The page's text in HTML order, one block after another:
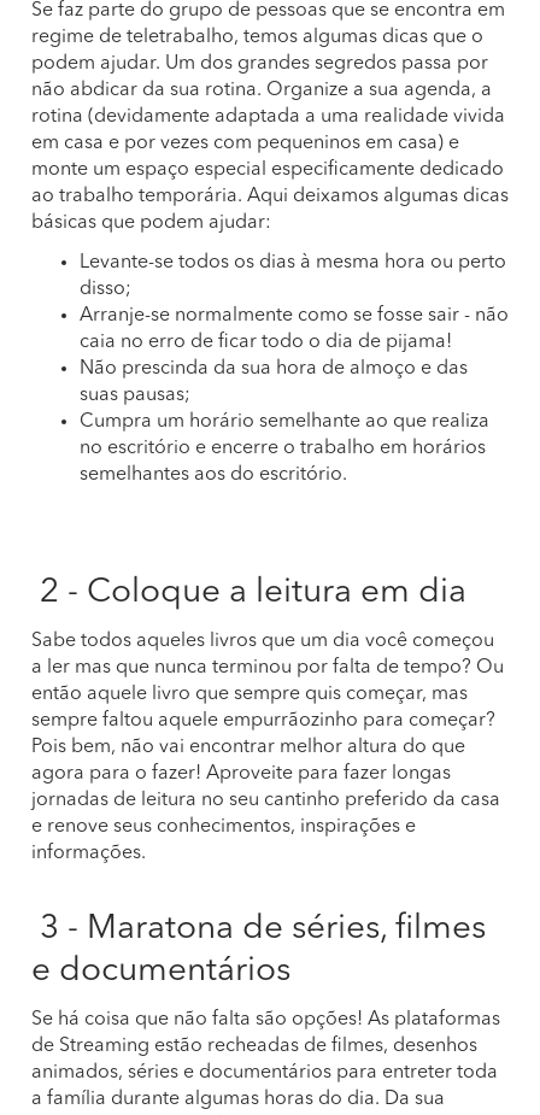
Se faz parte do grupo de pessoas que se encontra em
regime de teletrabalho, temos algumas dicas que o
podem ajudar. Um dos grandes segredos passa por
não abdicar da sua rotina. Organize a sua agenda, a
rotina (devidamente adaptada a uma realidade vivida
em casa e por vezes com pequeninos em casa) e
monte um espaço especial especificamente dedicado
ao trabalho temporária. Aqui deixamos algumas dicas
básicas que podem ajudar:
Levante-se todos os dias à mesma hora ou perto
disso;
Arranje-se normalmente como se fosse sair - não
caia no erro de ficar todo o dia de pijama!
Não prescinda da sua hora de almoço e das
suas pausas;
Cumpra um horário semelhante ao que realiza
no escritório e encerre o trabalho em horários
semelhantes aos do escritório.
2 - Coloque a leitura em dia
Sabe todos aqueles livros que um dia você começou
a ler mas que nunca terminou por falta de tempo? Ou
então aquele livro que sempre quis começar, mas
sempre faltou aquele empurrãozinho para começar?
Pois bem, não vai encontrar melhor altura do que
agora para o fazer! Aproveite para fazer longas
jornadas de leitura no seu cantinho preferido da casa
e renove seus conhecimentos, inspirações e
informações.
3 - Maratona de séries, filmes
e documentários
Se há coisa que não falta são opções! As plataformas
de Streaming estão recheadas de filmes, desenhos
animados, séries e documentários para entreter toda
a família durante algumas horas do dia. Da sua